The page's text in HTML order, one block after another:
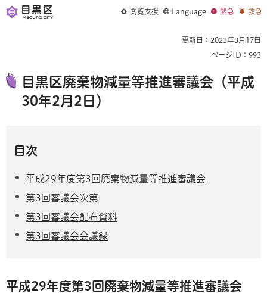
閲覧支援 Language 緊急 救急
更新日：2023年3月17日
ページID：993
目黒区廃棄物減量等推進審議会（平成
30年2月2日）
目次
平成29年度第3回廃棄物減量等推進審議会
第3回審議会次第
第3回審議会配布資料
第3回審議会会議録
平成29年度第3回廃棄物減量等推進審議会